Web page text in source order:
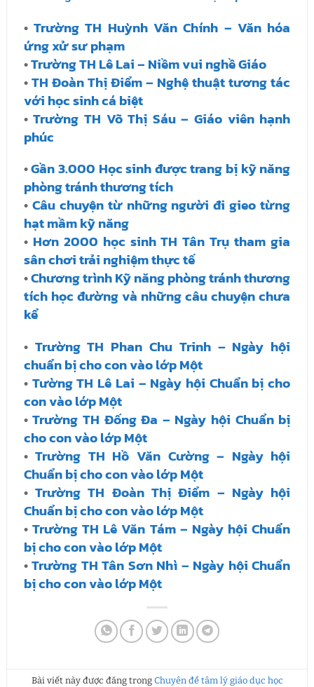
• Trường TH Huỳnh Văn Chính – Văn hóa
ứng xử sư phạm
•Trường TH Lê Lai – Niềm vui nghề Giáo
•TH Đoàn Thị Điểm – Nghệ thuật tương tác
với học sinh cá biệt
• Trường TH Võ Thị Sáu – Giáo viên hạnh
phúc
•Gần 3.000 Học sinh được trang bị kỹ năng
phòng tránh thương tích
• Câu chuyện từ những người đi gieo từng
hạt mầm kỹ năng
• Hơn 2000 học sinh TH Tân Trụ tham gia
sân chơi trải nghiệm thực tế
•Chương trình Kỹ năng phòng tránh thương
tích học đường và những câu chuyện chưa
kể
• Trường TH Phan Chu Trinh – Ngày hội
chuẩn bị cho con vào lớp Một
• Tường TH Lê Lai – Ngày hội Chuẩn bị cho
con vào lớp Một
• Trường TH Đống Đa – Ngày hội Chuẩn bị
cho con vào lớp Một
• Trường TH Hồ Văn Cường – Ngày hội
Chuẩn bị cho con vào lớp Một
• Trường TH Đoàn Thị Điểm – Ngày hội
Chuẩn bị cho con vào lớp Một
• Trường TH Lê Văn Tám – Ngày hội Chuẩn
bị cho con vào lớp Một
•Trường TH Tân Sơn Nhì – Ngày hội Chuẩn
bị cho con vào lớp Một
Bài viết này được đăng trong Chuyên đề tâm lý giáo dục học